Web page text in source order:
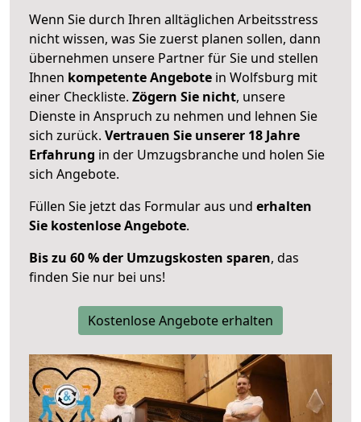
Wenn Sie durch Ihren alltäglichen Arbeitsstress
nicht wissen, was Sie zuerst planen sollen, dann
übernehmen unsere Partner für Sie und stellen
Ihnen kompetente Angebote in Wolfsburg mit
einer Checkliste. Zögern Sie nicht, unsere
Dienste in Anspruch zu nehmen und lehnen Sie
sich zurück. Vertrauen Sie unserer 18 Jahre
Erfahrung in der Umzugsbranche und holen Sie
sich Angebote.
Füllen Sie jetzt das Formular aus und erhalten
Sie kostenlose Angebote.
Bis zu 60 % der Umzugskosten sparen, das
finden Sie nur bei uns!
Kostenlose Angebote erhalten